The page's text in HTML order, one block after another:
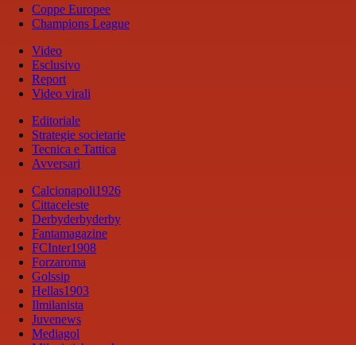
Coppe Europee
Champions League
Video
Esclusivo
Report
Video virali
Editoriale
Strategie societarie
Tecnica e Tattica
Avversari
Calcionapoli1926
Cittaceleste
Derbyderbyderby
Fantamagazine
FCInter1908
Forzaroma
Golssip
Hellas1903
Ilmilanista
Juvenews
Mediagol